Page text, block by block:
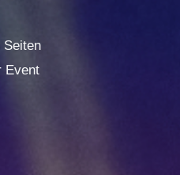
Seiten
Event